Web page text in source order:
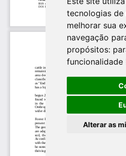
tecnologias de
melhorar sua
navegação
propósitos:
Alterar as